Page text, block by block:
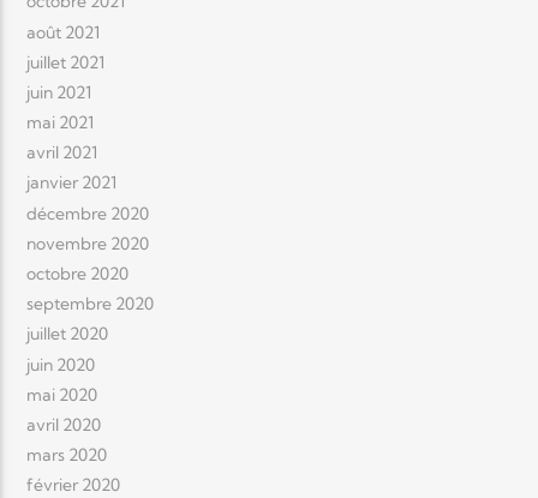
août 2021
juillet 2021
juin 2021
mai 2021
avril 2021
janvier 2021
décembre 2020
novembre 2020
octobre 2020
septembre 2020
juillet 2020
juin 2020
mai 2020
avril 2020
mars 2020
février 2020